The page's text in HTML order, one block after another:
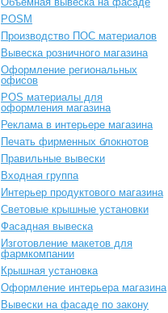
POSM
Производство ПОС материалов
Вывеска розничного магазина
Оформление региональных
офисов
POS материалы для
оформления магазина
Реклама в интерьере магазина
Печать фирменных блокнотов
Правильные вывески
Входная группа
Интерьер продуктового магазина
Световые крышные установки
Фасадная вывеска
Изготовление макетов для
фармкомпании
Крышная установка
Оформление интерьера магазина
Вывески на фасаде по закону